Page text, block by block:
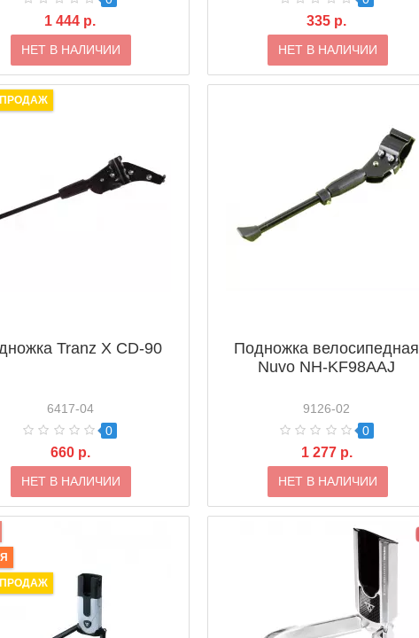
1 444 р.
НЕТ В НАЛИЧИИ
335 р.
НЕТ В НАЛИЧИИ
Tranz X CD-90
6417-04
0
660 р.
НЕТ В НАЛИЧИИ
Подножка велосипедная
Nuvo NH-KF98AAJ
9126-02
0
1 277 р.
НЕТ В НАЛИЧИИ